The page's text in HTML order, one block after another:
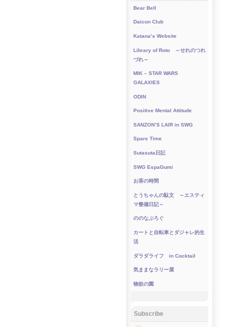
Bear Bell
Daicon Club
Katana’s Website
Library of Roto ～せれのつれ
づれ～
MIK – STAR WARS
GALAXIES
ODIN
Positive Mental Attitude
SANZON’S LAIR in SWG
Spare Time
Sutasuta日記
SWG EspaGumi
お茶の時間
とうちゃんの駄文 ～エスティ
マ整備日記～
ののなぶろぐ
カートと自転車とダジャレ的生
活
ダラダライフ in Cocktail
気ままなラリー屋
物欲の園
Subscribe